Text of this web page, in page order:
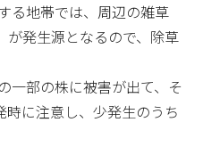
る地帯では、周辺の雑草
が発生源となるので、除草
一部の株に被害が出て、そ
に注意し、少発生のうち